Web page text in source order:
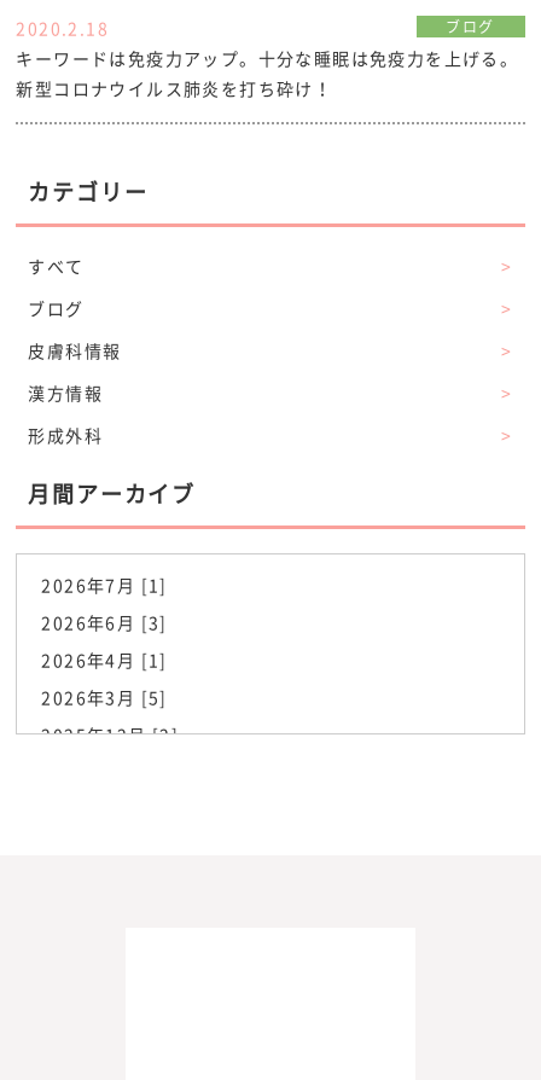
2020.2.18 ブログ
キーワードは免疫力アップ。十分な睡眠は免疫力を上げる。
新型コロナウイルス肺炎を打ち砕け！
カテゴリー
すべて
>
ブログ
>
皮膚科情報
>
漢方情報
>
形成外科
>
月間アーカイブ
2026年7月 [1]
2026年6月 [3]
2026年4月 [1]
2026年3月 [5]
2025年12月 [2]